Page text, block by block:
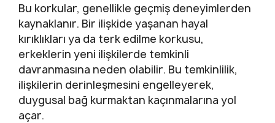
Bu korkular, genellikle geçmiş deneyimlerden
kaynaklanır. Bir ilişkide yaşanan hayal
kırıklıkları ya da terk edilme korkusu,
erkeklerin yeni ilişkilerde temkinli
davranmasına neden olabilir. Bu temkinlilik,
ilişkilerin derinleşmesini engelleyerek,
duygusal bağ kurmaktan kaçınmalarına yol
açar.